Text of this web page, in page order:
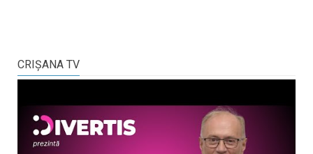
CRIŞANA TV